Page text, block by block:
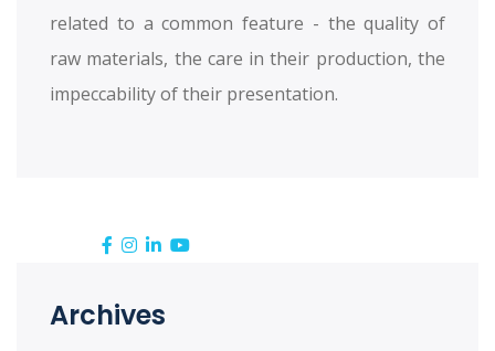
related to a common feature - the quality of
raw materials, the care in their production, the
impeccability of their presentation.
Archives